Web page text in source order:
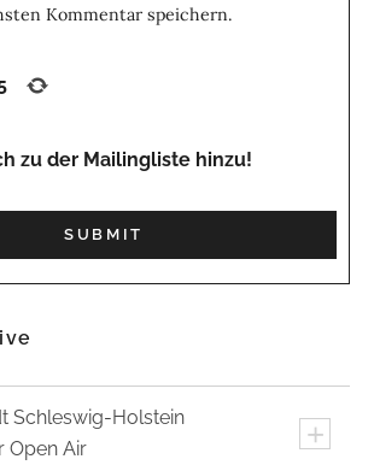
Kommentar speichern.
zu der Mailingliste hinzu!
Schleswig-Holstein +
Open Air